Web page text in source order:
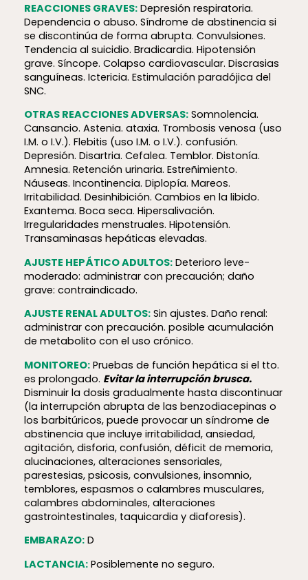
REACCIONES GRAVES:Depresión respiratoria.
Dependencia o abuso. Síndrome de abstinencia si
se discontinúa de forma abrupta. Convulsiones.
Tendencia al suicidio. Bradicardia. Hipotensión
grave. Síncope. Colapso cardiovascular. Discrasias
sanguíneas. Ictericia. Estimulación paradójica del
SNC.
OTRAS REACCIONES ADVERSAS:Somnolencia.
Cansancio. Astenia. ataxia. Trombosis venosa (uso
I.M. o I.V.). Flebitis (uso I.M. o I.V.). confusión.
Depresión. Disartria. Cefalea. Temblor. Distonía.
Amnesia. Retención urinaria. Estreñimiento.
Náuseas. Incontinencia. Diplopía. Mareos.
Irritabilidad. Desinhibición. Cambios en la libido.
Exantema. Boca seca. Hipersalivación.
Irregularidades menstruales. Hipotensión.
Transaminasas hepáticas elevadas.
AJUSTE HEPÁTICO ADULTOS:Deterioro leve-
moderado: administrar con precaución; daño
grave: contraindicado.
AJUSTE RENAL ADULTOS:Sin ajustes. Daño renal:
administrar con precaución. posible acumulación
de metabolito con el uso crónico.
MONITOREO:Pruebas de función hepática si el tto.
es prolongado. Evitar la interrupción brusca.
Disminuir la dosis gradualmente hasta discontinuar
(la interrupción abrupta de las benzodiacepinas o
los barbitúricos, puede provocar un síndrome de
abstinencia que incluye irritabilidad, ansiedad,
agitación, disforia, confusión, déficit de memoria,
alucinaciones, alteraciones sensoriales,
parestesias, psicosis, convulsiones, insomnio,
temblores, espasmos o calambres musculares,
calambres abdominales, alteraciones
gastrointestinales, taquicardia y diaforesis).
EMBARAZO:D
LACTANCIA:Posiblemente no seguro.